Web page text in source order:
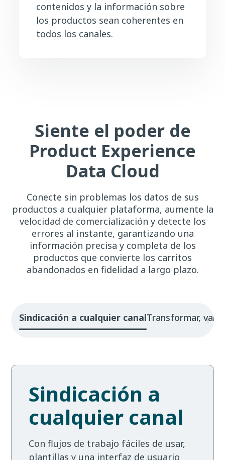
contenidos y la información sobre
los productos sean coherentes en
todos los canales.
Siente el poder de
Product Experience
Data Cloud
Conecte sin problemas los datos de sus
productos a cualquier plataforma, aumente la
velocidad de comercialización y detecte los
errores al instante, garantizando una
información precisa y completa de los
productos que convierte los carritos
abandonados en fidelidad a largo plazo.
Sindicación a cualquier canalTransformar,
Sindicación a
cualquier canal
Con flujos de trabajo fáciles de usar,
plantillas y una interfaz de usuario